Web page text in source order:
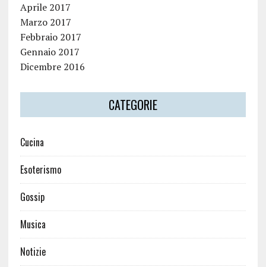
Aprile 2017
Marzo 2017
Febbraio 2017
Gennaio 2017
Dicembre 2016
CATEGORIE
Cucina
Esoterismo
Gossip
Musica
Notizie